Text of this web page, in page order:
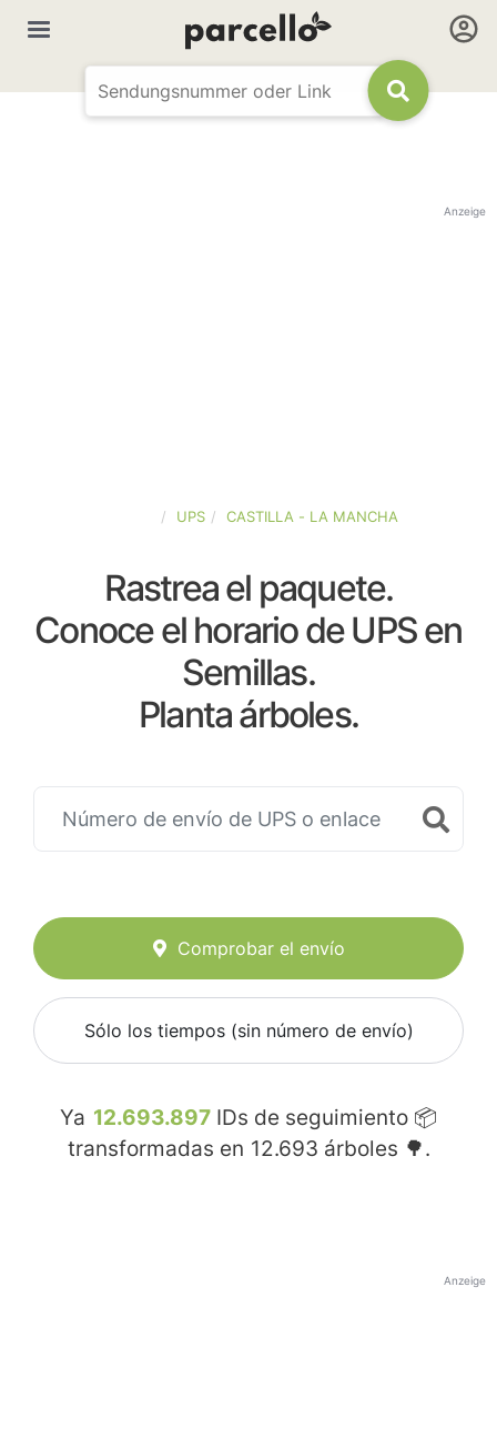
Anzeige
UPS CASTILLA - LA MANCHA
Rastrea el paquete.
Conoce el horario de UPS en
Semillas.
Planta árboles.
Comprobar el envío
Sólo los tiempos (sin número de envío)
Ya 12.693.897 IDs de seguimiento 📦
transformadas en 12.693 árboles 🌳.
Anzeige